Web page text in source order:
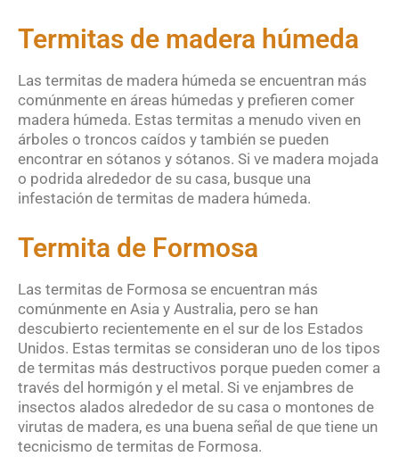
Termitas de madera húmeda
Las termitas de madera húmeda se encuentran más
comúnmente en áreas húmedas y prefieren comer
madera húmeda. Estas termitas a menudo viven en
árboles o troncos caídos y también se pueden
encontrar en sótanos y sótanos. Si ve madera mojada
o podrida alrededor de su casa, busque una
infestación de termitas de madera húmeda.
Termita de Formosa
Las termitas de Formosa se encuentran más
comúnmente en Asia y Australia, pero se han
descubierto recientemente en el sur de los Estados
Unidos. Estas termitas se consideran uno de los tipos
de termitas más destructivos porque pueden comer a
través del hormigón y el metal. Si ve enjambres de
insectos alados alrededor de su casa o montones de
virutas de madera, es una buena señal de que tiene un
tecnicismo de termitas de Formosa.